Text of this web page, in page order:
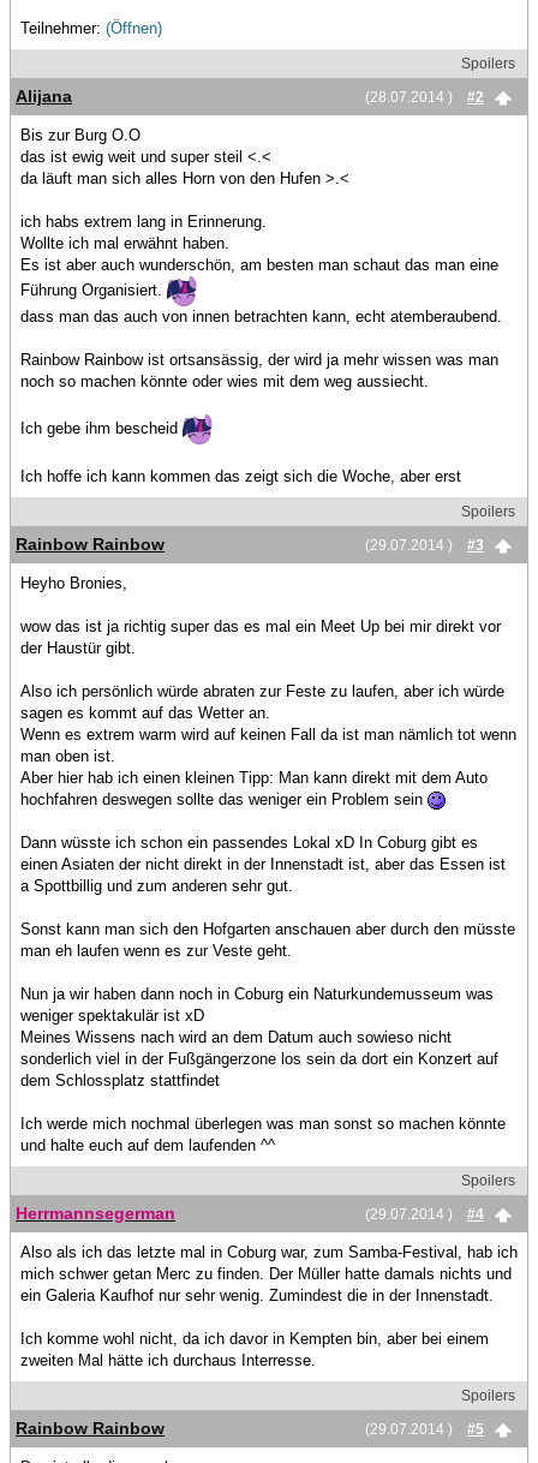
Teilnehmer: (Öffnen)
Spoilers
(28.07.2014 )
#2
Alijana
Bis zur Burg O.O
das ist ewig weit und super steil <.<
da läuft man sich alles Horn von den Hufen >.<
ich habs extrem lang in Erinnerung.
Wollte ich mal erwähnt haben.
Es ist aber auch wunderschön, am besten man schaut das man eine
Führung Organisiert.
dass man das auch von innen betrachten kann, echt atemberaubend.
Rainbow Rainbow ist ortsansässig, der wird ja mehr wissen was man
noch so machen könnte oder wies mit dem weg aussiecht.
Ich gebe ihm bescheid
Ich hoffe ich kann kommen das zeigt sich die Woche, aber erst
Spoilers
(29.07.2014 )
#3
Rainbow Rainbow
Heyho Bronies,
wow das ist ja richtig super das es mal ein Meet Up bei mir direkt vor
der Haustür gibt.
Also ich persönlich würde abraten zur Feste zu laufen, aber ich würde
sagen es kommt auf das Wetter an.
Wenn es extrem warm wird auf keinen Fall da ist man nämlich tot wenn
man oben ist.
Aber hier hab ich einen kleinen Tipp: Man kann direkt mit dem Auto
hochfahren deswegen sollte das weniger ein Problem sein
Dann wüsste ich schon ein passendes Lokal xD In Coburg gibt es
einen Asiaten der nicht direkt in der Innenstadt ist, aber das Essen ist
a Spottbillig und zum anderen sehr gut.
Sonst kann man sich den Hofgarten anschauen aber durch den müsste
man eh laufen wenn es zur Veste geht.
Nun ja wir haben dann noch in Coburg ein Naturkundemusseum was
weniger spektakulär ist xD
Meines Wissens nach wird an dem Datum auch sowieso nicht
sonderlich viel in der Fußgängerzone los sein da dort ein Konzert auf
dem Schlossplatz stattfindet
Ich werde mich nochmal überlegen was man sonst so machen könnte
und halte euch auf dem laufenden ^^
Spoilers
(29.07.2014 )
#4
Herrmannsegerman
Also als ich das letzte mal in Coburg war, zum Samba-Festival, hab ich
mich schwer getan Merc zu finden. Der Müller hatte damals nichts und
ein Galeria Kaufhof nur sehr wenig. Zumindest die in der Innenstadt.
Ich komme wohl nicht, da ich davor in Kempten bin, aber bei einem
zweiten Mal hätte ich durchaus Interresse.
Spoilers
(29.07.2014 )
#5
Rainbow Rainbow